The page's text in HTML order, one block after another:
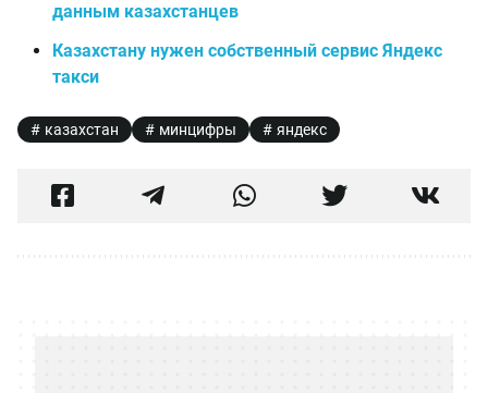
данным казахстанцев
Казахстану нужен собственный сервис Яндекс
такси
казахстан минцифры яндекс